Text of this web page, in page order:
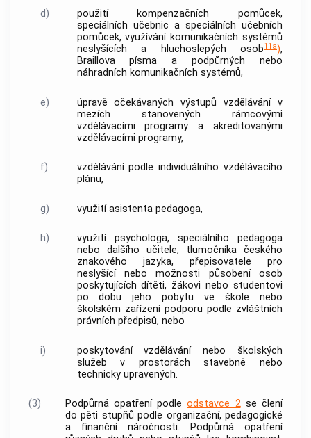
d)
použití kompenzačních pomůcek,
speciálních učebnic a speciálních učebních
pomůcek, využívání komunikačních systémů
neslyšících a hluchoslepých osob11a),
Braillova písma a podpůrných nebo
náhradních komunikačních systémů,
e)
úpravě očekávaných výstupů vzdělávání v
mezích stanovených rámcovými
vzdělávacími programy a akreditovanými
vzdělávacími programy,
f)
vzdělávání podle individuálního vzdělávacího
plánu,
g) využití asistenta pedagoga,
h)
využití psychologa, speciálního pedagoga
nebo dalšího učitele, tlumočníka českého
znakového jazyka, přepisovatele pro
neslyšící nebo možnosti působení osob
poskytujících dítěti, žákovi nebo studentovi
po dobu jeho pobytu ve škole nebo
školském zařízení podporu podle zvláštních
právních předpisů, nebo
i)
poskytování vzdělávání nebo školských
služeb v prostorách stavebně nebo
technicky upravených.
(3) Podpůrná opatřenípodleodstavce 2se člení
do pěti stupňů podle organizační, pedagogické
a finanční náročnosti.
Podpůrná opatření